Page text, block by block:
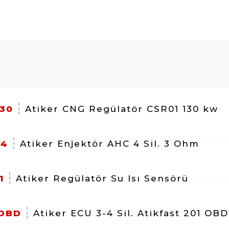
Atiker CNG Regülatör CSR01 130 kw
Atiker Enjektör AHC 4 Sil. 3 Ohm
Atiker Regülatör Su Isı Sensörü
Atiker ECU 3-4 Sil. Atikfast 201